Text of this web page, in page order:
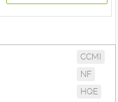
CCMI
NF
HQE